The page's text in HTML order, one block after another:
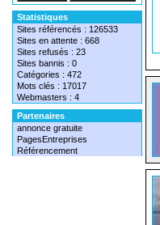
Statistiques
Sites référencés : 126533
Sites en attente : 668
Sites refusés : 23
Sites bannis : 0
Catégories : 472
Mots clés : 17017
Webmasters : 4
Partenaires
annonce gratuite
PagesEntreprises
Référencement